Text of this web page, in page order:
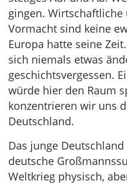
gingen.
Vormacht sind keine
Europa hatte seine
sich niemals etwas
geschichtsvergessen.
würde hier den Raum
konzentrieren wir uns
Deutschland.
Das junge
deutsche
Weltkrieg physisch,